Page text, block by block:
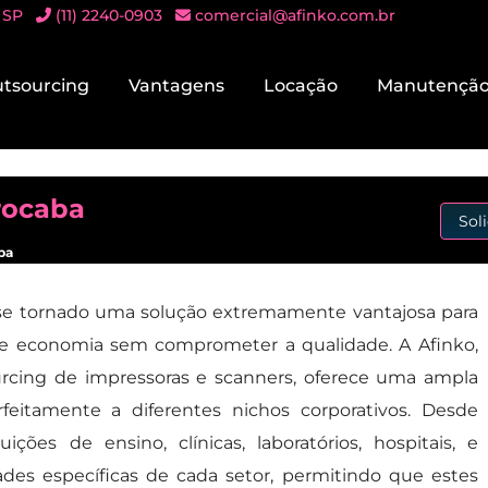
(11) 2240-0903 comercial@afinko.com.br
Vantagens Locação
tornado uma solução extremamente vantajosa para
economia sem comprometer a qualidade. A Afinko,
de impressoras e scanners, oferece uma ampla
a diferentes nichos corporativos. Desde
de ensino, clínicas, laboratórios, hospitais, e
específicas de cada setor, permitindo que estes